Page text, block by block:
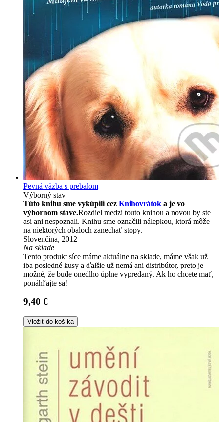
Pevná väzba s prebalom
Výborný stav
Túto knihu sme vykúpili cez Knihovrátok a je vo
výbornom stave.Rozdiel medzi touto knihou a novou by ste
asi ani nespoznali. Knihu sme označili nálepkou, ktorá môže
na niektorých obaloch zanechať stopy.
Slovenčina, 2012
Na sklade
Tento produkt síce máme aktuálne na sklade, máme však už
iba posledné kusy a ďalšie už nemá ani distribútor, preto je
možné, že bude onedlho úplne vypredaný. Ak ho chcete mať,
ponáhľajte sa!
9,40 €
Vložiť do košíka